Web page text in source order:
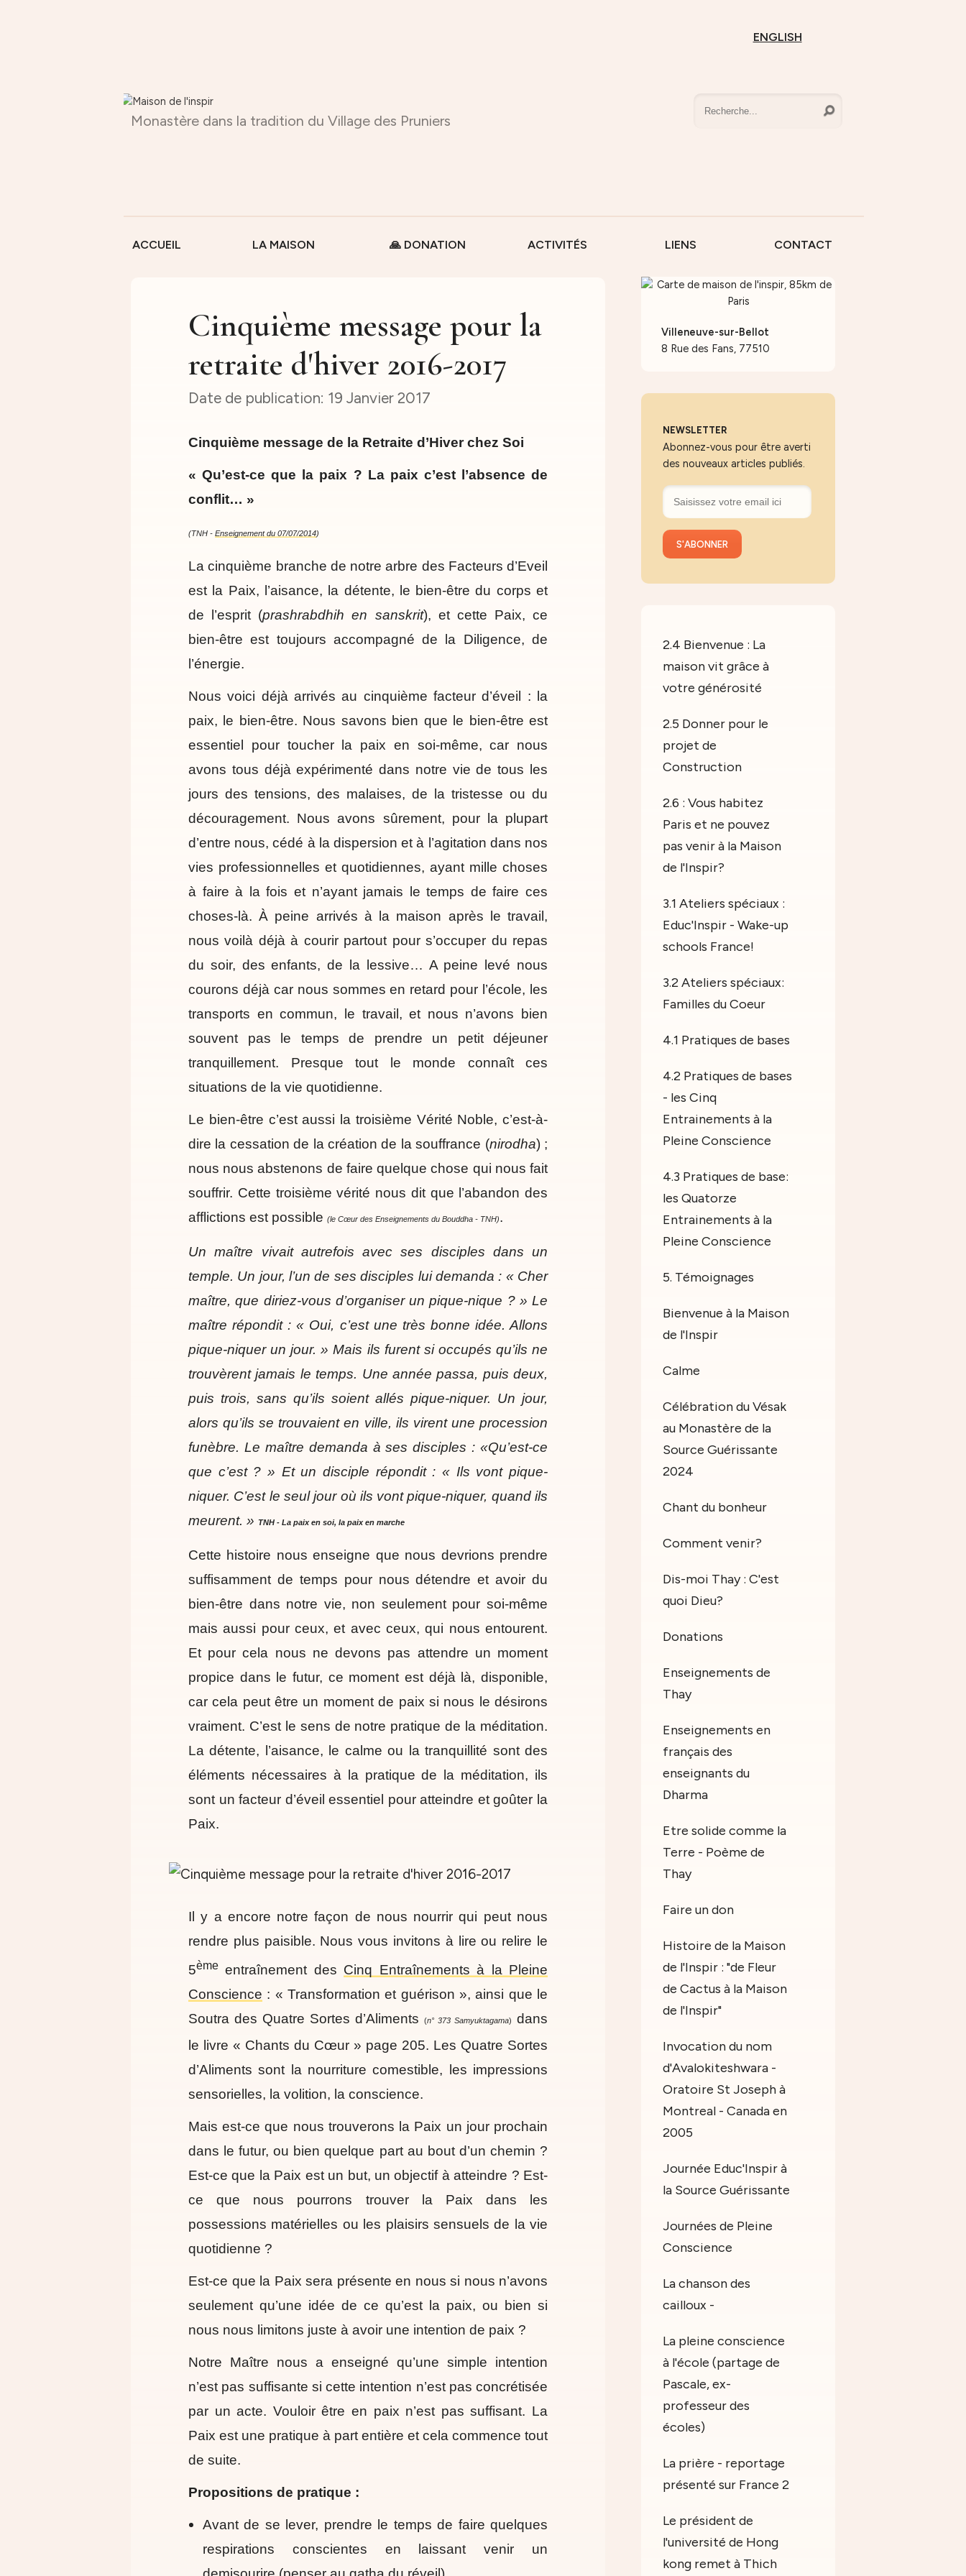
ENGLISH
Monastère dans la tradition du Village des Pruniers
ACCUEIL LA MAISON 🙏 DONATION ACTIVITÉS LIENS CONTACT
Cinquième message pour la
retraite d'hiver 2016-2017
19 Janvier 2017
Cinquième message de la Retraite d’Hiver chez Soi
« Qu’est-ce que la paix ? La paix c’est l’absence de
conflit… »
(TNH - Enseignement du 07/07/2014)
La cinquième branche de notre arbre des Facteurs d’Eveil
est la Paix, l’aisance, la détente, le bien-être du corps et
de l’esprit (prashrabdhih en sanskrit), et cette Paix, ce
bien-être est toujours accompagné de la Diligence, de
l’énergie.
Nous voici déjà arrivés au cinquième facteur d’éveil : la
paix, le bien-être. Nous savons bien que le bien-être est
essentiel pour toucher la paix en soi-même, car nous
avons tous déjà expérimenté dans notre vie de tous les
jours des tensions, des malaises, de la tristesse ou du
découragement. Nous avons sûrement, pour la plupart
d’entre nous, cédé à la dispersion et à l’agitation dans nos
vies professionnelles et quotidiennes, ayant mille choses
à faire à la fois et n’ayant jamais le temps de faire ces
choses-là. À peine arrivés à la maison après le travail,
nous voilà déjà à courir partout pour s’occuper du repas
du soir, des enfants, de la lessive… A peine levé nous
courons déjà car nous sommes en retard pour l’école, les
transports en commun, le travail, et nous n’avons bien
souvent pas le temps de prendre un petit déjeuner
tranquillement. Presque tout le monde connaît ces
situations de la vie quotidienne.
Le bien-être c’est aussi la troisième Vérité Noble, c’est-à-
dire la cessation de la création de la souffrance (nirodha) ;
nous nous abstenons de faire quelque chose qui nous fait
souffrir. Cette troisième vérité nous dit que l’abandon des
afflictions est possible (le Cœur des Enseignements du Bouddha - TNH).
Un maître vivait autrefois avec ses disciples dans un
temple. Un jour, l’un de ses disciples lui demanda : « Cher
maître, que diriez-vous d’organiser un pique-nique ? » Le
maître répondit : « Oui, c’est une très bonne idée. Allons
pique-niquer un jour. » Mais ils furent si occupés qu’ils ne
trouvèrent jamais le temps. Une année passa, puis deux,
puis trois, sans qu’ils soient allés pique-niquer. Un jour,
alors qu’ils se trouvaient en ville, ils virent une procession
funèbre. Le maître demanda à ses disciples : «Qu’est-ce
que c’est ? » Et un disciple répondit : « Ils vont pique-
niquer. C’est le seul jour où ils vont pique-niquer, quand ils
meurent. » TNH - La paix en soi, la paix en marche
Cette histoire nous enseigne que nous devrions prendre
suffisamment de temps pour nous détendre et avoir du
bien-être dans notre vie, non seulement pour soi-même
mais aussi pour ceux, et avec ceux, qui nous entourent.
Et pour cela nous ne devons pas attendre un moment
propice dans le futur, ce moment est déjà là, disponible,
car cela peut être un moment de paix si nous le désirons
vraiment. C’est le sens de notre pratique de la méditation.
La détente, l’aisance, le calme ou la tranquillité sont des
éléments nécessaires à la pratique de la méditation, ils
sont un facteur d’éveil essentiel pour atteindre et goûter la
Paix.
Il y a encore notre façon de nous nourrir qui peut nous
rendre plus paisible. Nous vous invitons à lire ou relire le
5ème entraînement des Cinq Entraînements à la Pleine
Conscience : « Transformation et guérison », ainsi que le
Soutra des Quatre Sortes d’Aliments
(n° 373 Samyuktagama)
dans
le livre « Chants du Cœur » page 205. Les Quatre Sortes
d’Aliments sont la nourriture comestible, les impressions
sensorielles, la volition, la conscience.
Mais est-ce que nous trouverons la Paix un jour prochain
dans le futur, ou bien quelque part au bout d’un chemin ?
Est-ce que la Paix est un but, un objectif à atteindre ? Est-
ce que nous pourrons trouver la Paix dans les
possessions matérielles ou les plaisirs sensuels de la vie
quotidienne ?
Est-ce que la Paix sera présente en nous si nous n’avons
seulement qu’une idée de ce qu’est la paix, ou bien si
nous nous limitons juste à avoir une intention de paix ?
Notre Maître nous a enseigné qu’une simple intention
n’est pas suffisante si cette intention n’est pas concrétisée
par un acte. Vouloir être en paix n’est pas suffisant. La
Paix est une pratique à part entière et cela commence tout
de suite.
Propositions de pratique :
Avant de se lever, prendre le temps de faire quelques
respirations conscientes en laissant venir un
Villeneuve-sur-Bellot
8 Rue des Fans, 77510
NEWSLETTER
Abonnez-vous pour être averti
des nouveaux articles publiés.
2.4 Bienvenue : La
maison vit grâce à
votre générosité
2.5 Donner pour le
projet de
Construction
2.6 : Vous habitez
Paris et ne pouvez
pas venir à la Maison
de l'Inspir?
3.1 Ateliers spéciaux :
Educ'Inspir - Wake-up
schools France!
3.2 Ateliers spéciaux:
Familles du Coeur
4.1 Pratiques de bases
4.2 Pratiques de bases
- les Cinq
Entrainements à la
Pleine Conscience
4.3 Pratiques de base:
les Quatorze
Entrainements à la
Pleine Conscience
5. Témoignages
Bienvenue à la Maison
de l'Inspir
Calme
Célébration du Vésak
au Monastère de la
Source Guérissante
2024
Chant du bonheur
Comment venir?
Dis-moi Thay : C'est
quoi Dieu?
Donations
Enseignements de
Thay
Enseignements en
français des
enseignants du
Dharma
Etre solide comme la
Terre - Poème de
Thay
Faire un don
Histoire de la Maison
de l'Inspir : "de Fleur
de Cactus à la Maison
de l'Inspir"
Invocation du nom
d'Avalokiteshwara -
Oratoire St Joseph à
Montreal - Canada en
2005
Journée Educ'Inspir à
la Source Guérissante
Journées de Pleine
Conscience
La chanson des
cailloux -
La pleine conscience
à l'école (partage de
Pascale, ex-
professeur des
écoles)
La prière - reportage
présenté sur France 2
Le président de
l'université de Hong
kong remet à Thich